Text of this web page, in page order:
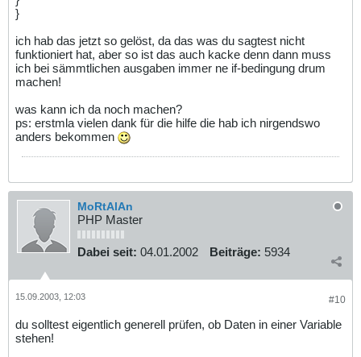
}
ich hab das jetzt so gelöst, da das was du sagtest nicht
funktioniert hat, aber so ist das auch kacke denn dann muss
ich bei sämmtlichen ausgaben immer ne if-bedingung drum
machen!
was kann ich da noch machen?
ps: erstmla vielen dank für die hilfe die hab ich nirgendswo
anders bekommen
MoRtAlAn
PHP Master
Dabei seit: 04.01.2002 Beiträge: 5934
#10
15.09.2003, 12:03
du solltest eigentlich generell prüfen, ob Daten in einer Variable
stehen!